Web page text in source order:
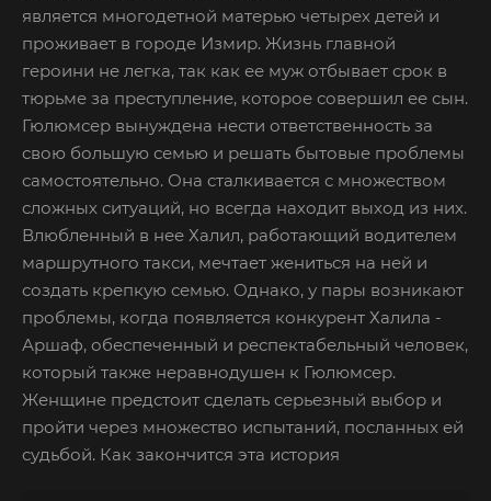
является многодетной матерью четырех детей и
проживает в городе Измир. Жизнь главной
героини не легка, так как ее муж отбывает срок в
тюрьме за преступление, которое совершил ее сын.
Гюлюмсер вынуждена нести ответственность за
свою большую семью и решать бытовые проблемы
самостоятельно. Она сталкивается с множеством
сложных ситуаций, но всегда находит выход из них.
Влюбленный в нее Халил, работающий водителем
маршрутного такси, мечтает жениться на ней и
создать крепкую семью. Однако, у пары возникают
проблемы, когда появляется конкурент Халила -
Аршаф, обеспеченный и респектабельный человек,
который также неравнодушен к Гюлюмсер.
Женщине предстоит сделать серьезный выбор и
пройти через множество испытаний, посланных ей
судьбой. Как закончится эта история